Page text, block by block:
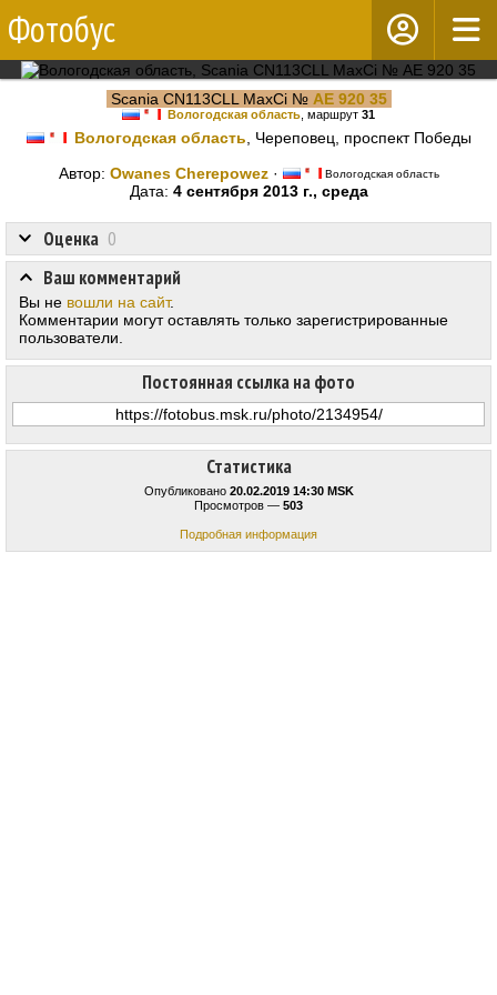
Фотобус
Scania CN113CLL MaxCi № АЕ 920 35
Вологодская область , маршрут 31
Вологодская область , Череповец, проспект Победы
Автор: Owanes Cherepowez· Вологодская область
Дата: 4 сентября 2013 г., среда
Статистика
Опубликовано 20.02.2019 14:30 MSK
Просмотров — 503
Подробная информация
Оценка 0
Постоянная ссылка на фото
Ваш комментарий
Вы не вошли на сайт.
Комментарии могут оставлять только зарегистрированные
пользователи.